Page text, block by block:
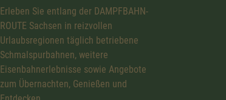
Erleben Sie entlang der DAMPFBAHN-
ROUTE Sachsen in reizvollen
Urlaubsregionen täglich betriebene
Schmalspurbahnen, weitere
Eisenbahnerlebnisse sowie Angebote
zum Übernachten, Genießen und